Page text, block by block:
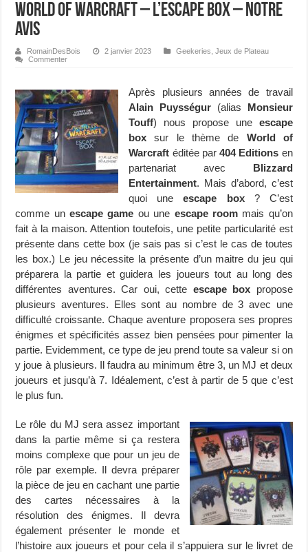
World of Warcraft – L’Escape Box – Notre
avis
RomainDesBois 2 janvier 2023 Geekeries ,Jeux de Plateau
Commenter
Après plusieurs années de travail
Alain Puysségur (alias Monsieur
Touff) nous propose une escape
box sur le thème de World of
Warcraft éditée par404 Editions en
partenariat avec Blizzard
Entertainment. Mais d’abord, c’est
quoi uneescape box? C’est
comme unescape game ou une escape roommais qu’on
fait à la maison. Attention toutefois, une petite particularité est
présente dans cette box (je sais pas si c’est le cas de toutes
les box.) Le jeu nécessite la présente d’un maitre du jeu qui
préparera la partie et guidera les joueurs tout au long des
différentes aventures. Car oui, cette escape box propose
plusieurs aventures. Elles sont au nombre de 3 avec une
difficulté croissante. Chaque aventure proposera ses propres
énigmes et spécificités assez bien pensées pour pimenter la
partie. Evidemment, ce type de jeu prend toute sa valeur si on
y joue à plusieurs. Il faudra au minimum être 3, un MJ et deux
joueurs et jusqu’à 7. Idéalement, c’est à partir de 5 que c’est
le plus fun.
Le rôle du MJ sera assez important
dans la partie même si ça restera
moins complexe que pour un jeu de
rôle par exemple. Il devra préparer
la pièce de jeu en cachant une partie
des cartes nécessaires à la
résolution des énigmes. Il devra
également présenter le monde et
l’histoire aux joueurs et pour cela il s’appuiera sur le livret de